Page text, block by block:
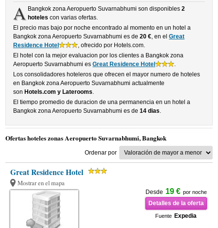
A Bangkok zona Aeropuerto Suvarnabhumi son disponibles 2
hoteles con varias ofertas.
El precio mas bajo por noche encontrado al momento en un hotel a
Bangkok zona Aeropuerto Suvarnabhumi es de20 €, en elGreat
Residence Hotel
, ofrecido por Hotels.com.
El hotel con la mejor evaluacion por los clientes a Bangkok zona
Aeropuerto Suvarnabhumi esGreat Residence Hotel
.
Los consolidadores hoteleros que ofrecen el mayor numero de hoteles
en Bangkok zona Aeropuerto Suvarnabhumi actualmente
son Hotels.com y Laterooms.
El tiempo promedio de duracion de una permanencia en un hotel a
Bangkok zona Aeropuerto Suvarnabhumi es de14 dias.
Ofertas hoteles zonas Aeropuerto Suvarnabhumi, Bangkok
Ordenar por
Great Residence Hotel
Mostrar en el mapa
Desde 19 € por noche
Detalles de la oferta
Fuente Expedia